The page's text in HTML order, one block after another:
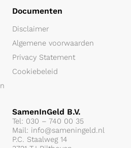
Documenten
Disclaimer
Algemene voorwaarden
Privacy Statement
Cookiebeleid
SamenInGeld B.V.
Tel: 030 – 740 00 35
Mail: info@sameningeld.nl
P.C. Staalweg 14